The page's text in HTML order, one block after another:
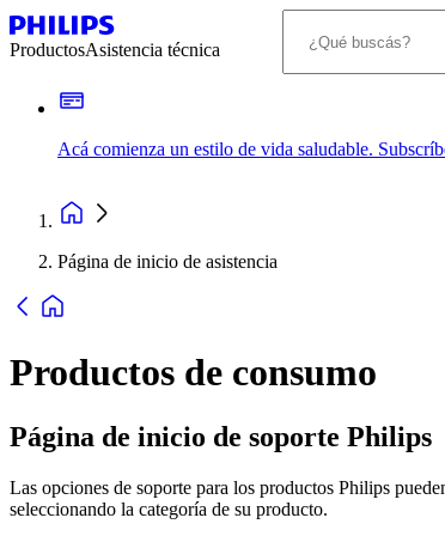
ProductosAsistencia técnica
Acá comienza un estilo de vida saludable.
Página de inicio de asistencia
Productos de consumo
Página de inicio de soporte Philips
Las opciones de soporte para los productos Philips
seleccionando la categoría de su producto.